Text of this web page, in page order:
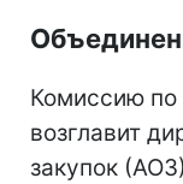
Комиссию по
возглавит
закупок